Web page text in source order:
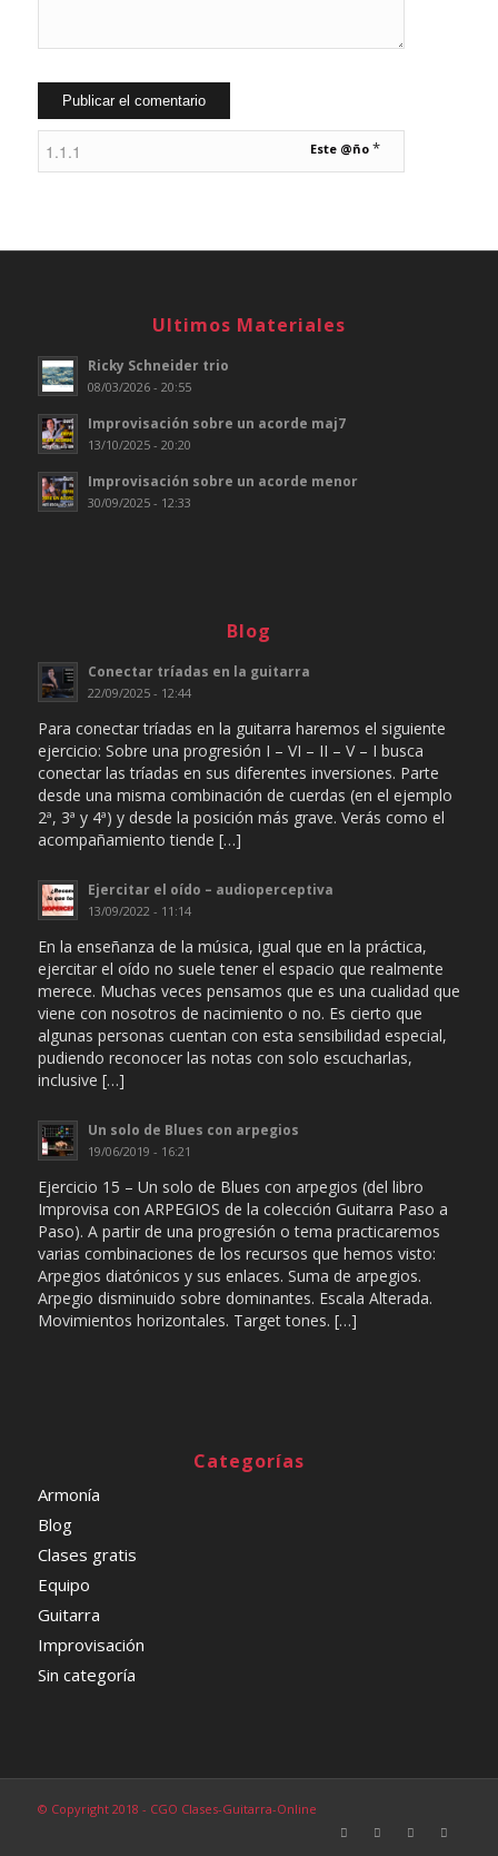
Este @ño *
Ultimos Materiales
Ricky Schneider trio
08/03/2026 - 20:55
Improvisación sobre un acorde maj7
13/10/2025 - 20:20
Improvisación sobre un acorde menor
30/09/2025 - 12:33
Blog
Conectar tríadas en la guitarra
22/09/2025 - 12:44
Para conectar tríadas en la guitarra haremos el siguiente
ejercicio: Sobre una progresión I – VI – II – V – I busca
conectar las tríadas en sus diferentes inversiones. Parte
desde una misma combinación de cuerdas (en el ejemplo
2ª, 3ª y 4ª) y desde la posición más grave. Verás como el
acompañamiento tiende […]
Ejercitar el oído – audioperceptiva
13/09/2022 - 11:14
En la enseñanza de la música, igual que en la práctica,
ejercitar el oído no suele tener el espacio que realmente
merece. Muchas veces pensamos que es una cualidad que
viene con nosotros de nacimiento o no. Es cierto que
algunas personas cuentan con esta sensibilidad especial,
pudiendo reconocer las notas con solo escucharlas,
inclusive […]
Un solo de Blues con arpegios
19/06/2019 - 16:21
Ejercicio 15 – Un solo de Blues con arpegios (del libro
Improvisa con ARPEGIOS de la colección Guitarra Paso a
Paso). A partir de una progresión o tema practicaremos
varias combinaciones de los recursos que hemos visto:
Arpegios diatónicos y sus enlaces. Suma de arpegios.
Arpegio disminuido sobre dominantes. Escala Alterada.
Movimientos horizontales. Target tones. […]
Categorías
Armonía
Blog
Clases gratis
Equipo
Guitarra
Improvisación
Sin categoría
© Copyright 2018 - CGO Clases-Guitarra-Online